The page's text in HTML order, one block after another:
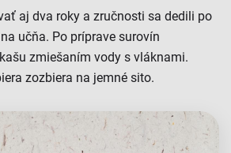
aj dva roky a zručnosti sa dedili po
učňa. Po príprave surovín
zmiešaním vody s vláknami.
zozbiera na jemné sito.